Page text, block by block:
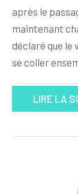
après le
maintenant
déclaré que le
se coller
LIRE LA